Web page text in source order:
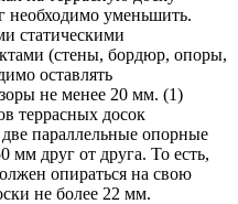
необходимо уменьшить.
статическими
(стены, бордюр, опоры,
оставлять
не менее 20 мм. (1)
террасных досок
параллельные опорные
мм друг от друга. То есть,
опираться на свою
не более 22 мм.